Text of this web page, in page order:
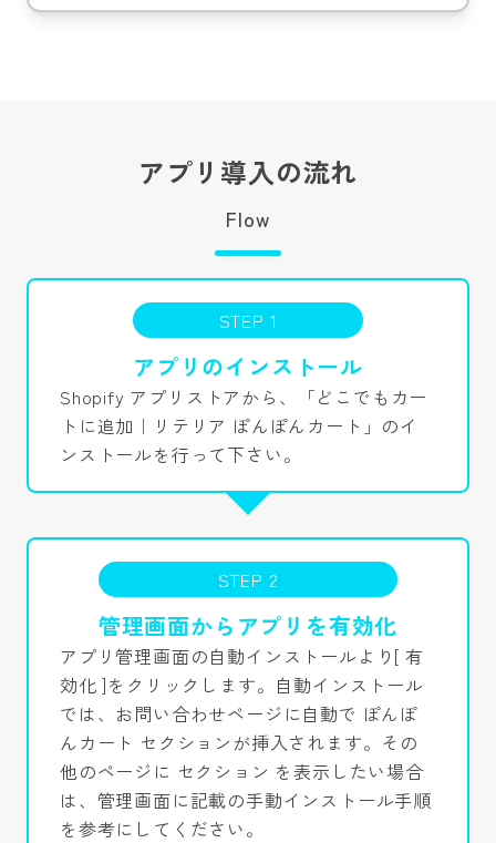
アプリ導入の流れ
Flow
STEP 1
アプリのインストール
Shopify アプリストアから、「どこでもカー
トに追加｜リテリア ぽんぽんカート」のイ
ンストールを行って下さい。
STEP 2
管理画面からアプリを有効化
アプリ管理画面の自動インストールより[ 有
効化 ]をクリックします。自動インストール
では、お問い合わせページに自動で ぽんぽ
んカート セクションが挿入されます。その
他のページに セクション を表示したい場合
は、管理画面に記載の手動インストール手順
を参考にしてください。